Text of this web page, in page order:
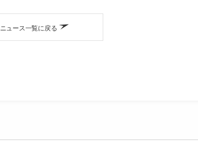
ニュース一覧に戻る